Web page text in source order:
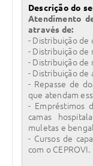
Audiências Públicas
Carta de Serviços
Arquivos para
Galeria de Vídeos
Contas Públicas
Legislação
Links Úteis
Descrição do
Atendimento
através de:
- Distribuição de
- Distribuição de
- Distribuição de
- Distribuição de
- Repasse de
que atendam
- Empréstimos
camas
muletas e
- Cursos de
com o CEPROVI.